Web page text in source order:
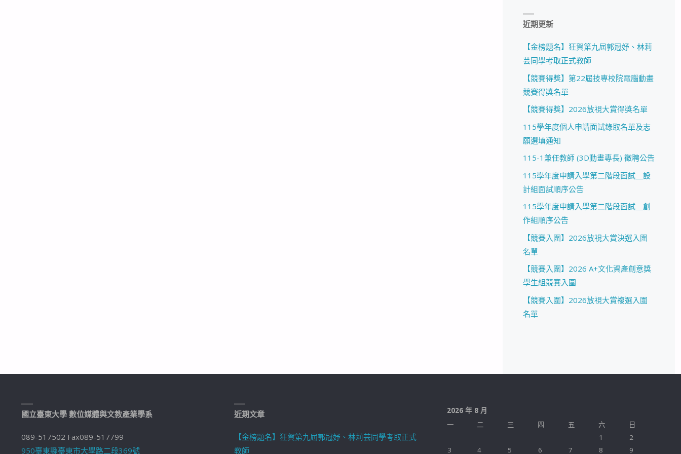
近期更新
【金榜題名】狂賀第九屆郭冠妤、林莉
芸同學考取正式教師
【競賽得獎】第22屆技專校院電腦動畫
競賽得獎名單
【競賽得獎】2026放視大賞得獎名單
115學年度個人申請面試錄取名單及志
願選填通知
115-1兼任教師 (3D動畫專長) 徵聘公告
115學年度申請入學第二階段面試＿設
計組面試順序公告
115學年度申請入學第二階段面試＿創
作組順序公告
【競賽入圍】2026放視大賞決選入圍
名單
【競賽入圍】2026 A+文化資產創意獎
學生組競賽入圍
【競賽入圍】2026放視大賞複選入圍
名單
國立臺東大學 數位媒體與文教產業學系
089-517502 Fax089-517799
950臺東縣臺東市大學路二段369號
近期文章
【金榜題名】狂賀第九屆郭冠妤、林莉芸同學考取正式
教師
2026 年 8 月
一
二 三 四 五 六
日
1
2
3
4 5 6 7 8 9